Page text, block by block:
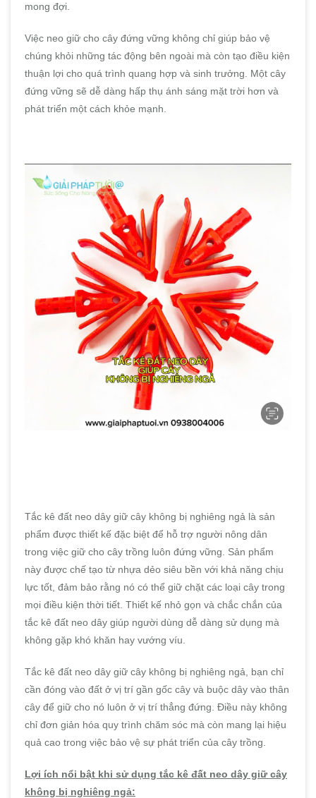
mong đợi.
Việc neo giữ cho cây đứng vững không chỉ giúp bảo vệ
chúng khỏi những tác động bên ngoài mà còn tạo điều kiện
thuận lợi cho quá trình quang hợp và sinh trưởng. Một cây
đứng vững sẽ dễ dàng hấp thụ ánh sáng mặt trời hơn và
phát triển một cách khỏe mạnh.
Tắc kê đất neo dây giữ cây không bị nghiêng ngả là sản
phẩm được thiết kế đặc biệt để hỗ trợ người nông dân
trong việc giữ cho cây trồng luôn đứng vững. Sản phẩm
này được chế tạo từ nhựa dẻo siêu bền với khả năng chịu
lực tốt, đảm bảo rằng nó có thể giữ chặt các loại cây trong
mọi điều kiện thời tiết. Thiết kế nhỏ gọn và chắc chắn của
tắc kê đất neo dây giúp người dùng dễ dàng sử dụng mà
không gặp khó khăn hay vướng víu.
Tắc kê đất neo dây giữ cây không bị nghiêng ngả, bạn chỉ
cần đóng vào đất ở vị trí gần gốc cây và buộc dây vào thân
cây để giữ cho nó luôn ở vị trí thẳng đứng. Điều này không
chỉ đơn giản hóa quy trình chăm sóc mà còn mang lại hiệu
quả cao trong việc bảo vệ sự phát triển của cây trồng.
Lợi ích nổi bật khi sử dụng tắc kê đất neo dây giữ cây
không bị nghiêng ngả: